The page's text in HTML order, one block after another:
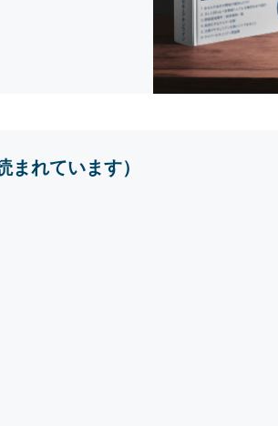
れています）